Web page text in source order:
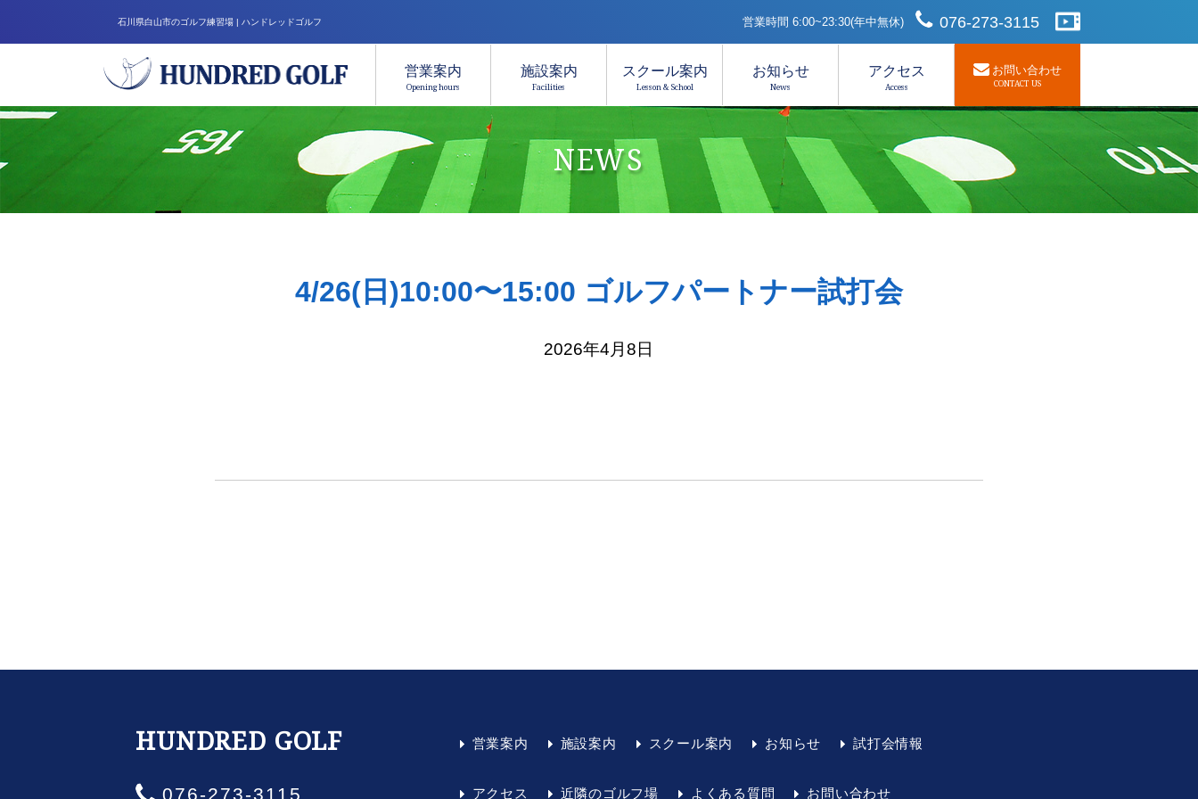
石川県白山市のゴルフ練習場 | ハンドレッドゴルフ 営業時間 6:00~23:30(年中無休) 076-273-3115
営業案内
Opening hours
施設案内
Facilities
スクール案内
Lesson & School
お知らせ
News
アクセス
Access
お問い合わせ
CONTACT US
NEWS
4/26(日)10:00〜15:00 ゴルフパートナー試打会
2026年4月8日
HUNDRED GOLF
076-273-3115
営業案内 施設案内 スクール案内 お知らせ 試打会情報
アクセス 近隣のゴルフ場 よくある質問 お問い合わせ